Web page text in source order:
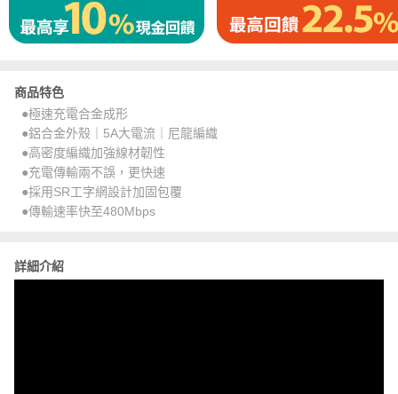
商品特色
●極速充電合金成形
●鋁合金外殼｜5A大電流｜尼龍編織
●高密度編織加強線材韌性
●充電傳輸兩不誤，更快速
●採用SR工字網設計加固包覆
●傳輸速率快至480Mbps
詳細介紹